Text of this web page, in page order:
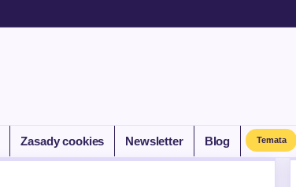
Zasady cookies Newsletter Blog Temata